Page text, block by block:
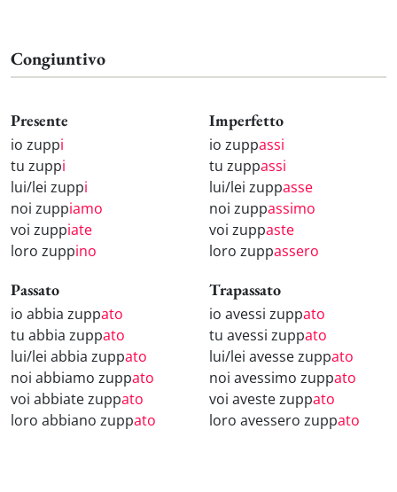
Congiuntivo
Presente
io zuppi
tu zuppi
lui/lei zuppi
noi zuppiamo
voi zuppiate
loro zuppino
Imperfetto
io zuppassi
tu zuppassi
lui/lei zuppasse
noi zuppassimo
voi zuppaste
loro zuppassero
Passato
io abbia zuppato
tu abbia zuppato
lui/lei abbia zuppato
noi abbiamo zuppato
voi abbiate zuppato
loro abbiano zuppato
Trapassato
io avessi zuppato
tu avessi zuppato
lui/lei avesse zuppato
noi avessimo zuppato
voi aveste zuppato
loro avessero zuppato